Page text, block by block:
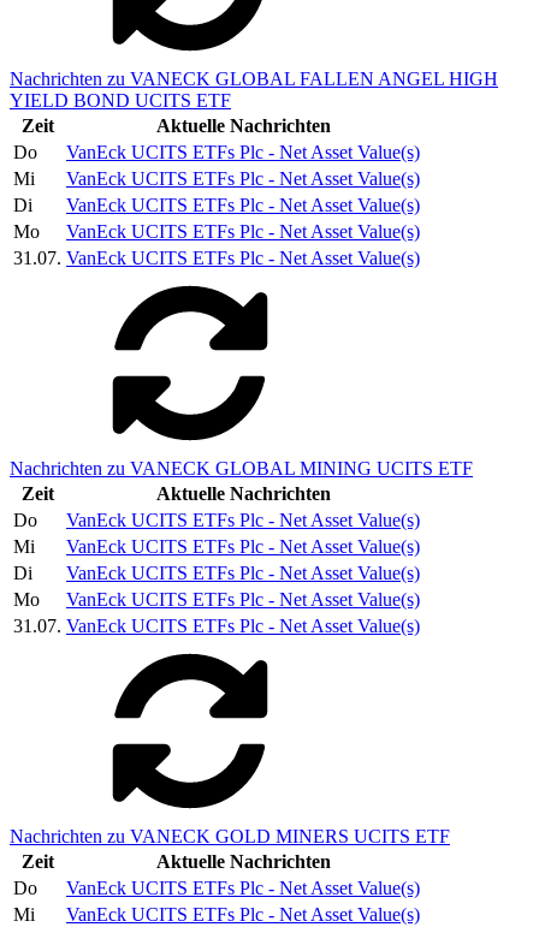
Nachrichten zu VANECK GLOBAL FALLEN ANGEL HIGH
YIELD BOND UCITS ETF
Zeit
Aktuelle Nachrichten
Do
VanEck UCITS ETFs Plc - Net Asset Value(s)
Mi
VanEck UCITS ETFs Plc - Net Asset Value(s)
Di
VanEck UCITS ETFs Plc - Net Asset Value(s)
Mo
VanEck UCITS ETFs Plc - Net Asset Value(s)
31.07. VanEck UCITS ETFs Plc - Net Asset Value(s)
Nachrichten zu VANECK GLOBAL MINING UCITS ETF
Zeit
Aktuelle Nachrichten
Do
VanEck UCITS ETFs Plc - Net Asset Value(s)
Mi
VanEck UCITS ETFs Plc - Net Asset Value(s)
Di
VanEck UCITS ETFs Plc - Net Asset Value(s)
Mo
VanEck UCITS ETFs Plc - Net Asset Value(s)
31.07. VanEck UCITS ETFs Plc - Net Asset Value(s)
Nachrichten zu VANECK GOLD MINERS UCITS ETF
Zeit
Aktuelle Nachrichten
Do
VanEck UCITS ETFs Plc - Net Asset Value(s)
Mi
VanEck UCITS ETFs Plc - Net Asset Value(s)